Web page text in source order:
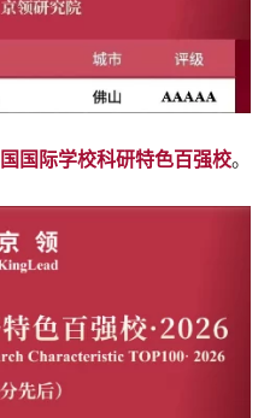
国际学校科研特色百强校。